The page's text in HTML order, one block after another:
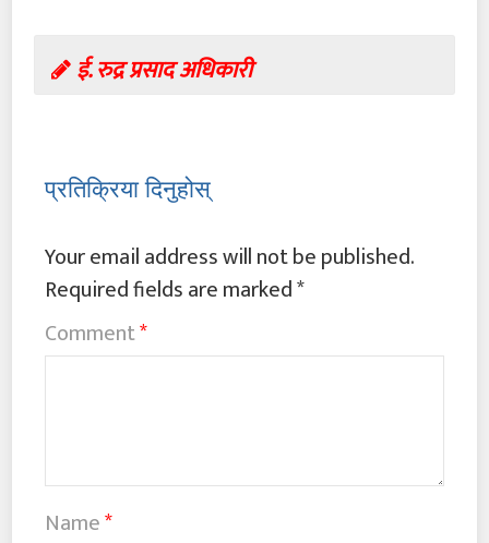
ई. रुद्र प्रसाद अधिकारी
प्रतिक्रिया दिनुहोस्
Your email address will not be published.
Required fields are marked*
Comment*
Name*